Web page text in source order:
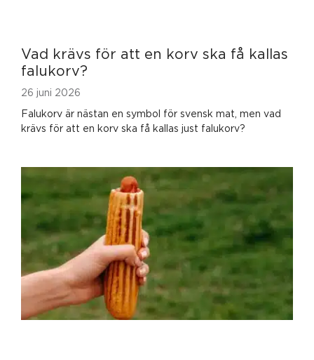
Vad krävs för att en korv ska få kallas
falukorv?
26 juni 2026
Falukorv är nästan en symbol för svensk mat, men vad
krävs för att en korv ska få kallas just falukorv?